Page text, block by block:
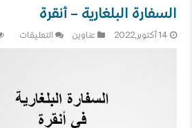
السفارة البلغارية – أنقرة
14 أكتوبر,2022 عناوين التعليقات
مغلقة